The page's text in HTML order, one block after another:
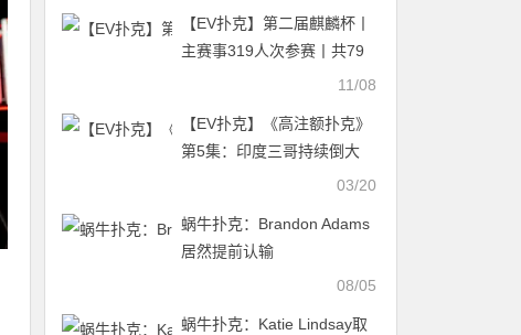
【EV扑克】第二届麒麟杯丨
主赛事319人次参赛丨共79
人晋级复赛 林先生398500
记分牌领跑C+组
11/08
【EV扑克】《高注额扑克》
第5集：印度三哥持续倒大
霉！中三条也是送价值……
03/20
蜗牛扑克：Brandon Adams
居然提前认输
08/05
蜗牛扑克：Katie Lindsay取